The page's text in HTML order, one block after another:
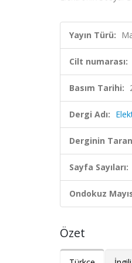
Yayın Türü:
Cilt numarası:
Basım Tarihi:
Dergi Adı:
Derginin
Sayfa Sayıları:
Ondokuz
Özet